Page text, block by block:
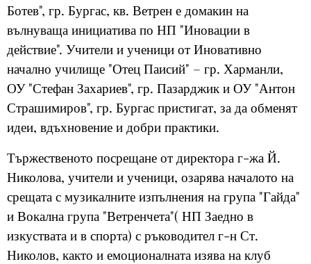
Ботев", гр. Бургас, кв. Ветрен е домакин на
вълнуваща инициатива по НП "Иновации в
действие". Учители и ученици от Иновативно
начално училище "Отец Паисий" – гр. Харманли,
ОУ "Стефан Захариев", гр. Пазарджик и ОУ "Антон
Страшимиров", гр. Бургас пристигат, за да обменят
идеи, вдъхновение и добри практики.
Тържественото посрещане от директора г-жа Й.
Николова, учители и ученици, озарява началото на
срещата с музикалните изпълнения на група "Гайда"
и Вокална група "Ветренчета"( НП Заедно в
изкуствата и в спорта) с ръководител г-н Ст.
Николов, както и емоционалната изява на клуб